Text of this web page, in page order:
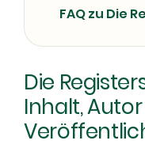
FAQ zu Die
Die
Inhalt,